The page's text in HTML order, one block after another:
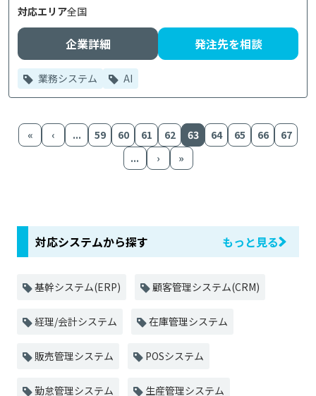
対応エリア全国
企業詳細 発注先を相談
業務システム AI
« ‹ ... 59 60 61 62 63 64 65 66
67
...
› »
対応システムから探す もっと見る
基幹システム(ERP) 顧客管理システム(CRM)
経理/会計システム 在庫管理システム
販売管理システム POSシステム
勤怠管理システム 生産管理システム